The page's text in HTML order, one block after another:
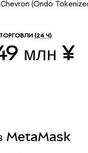
(Ondo
(24 Ч)
млн ¥
в MetaMask